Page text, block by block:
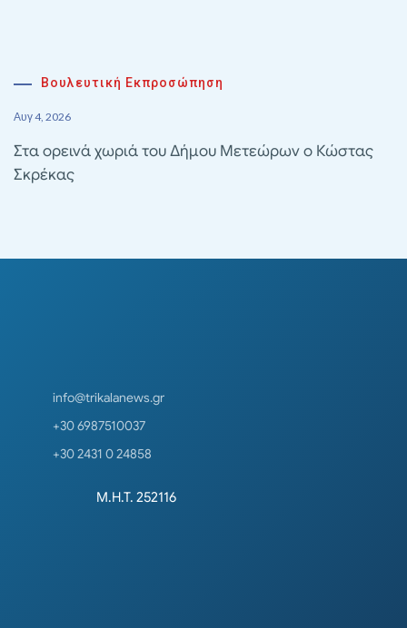
Βουλευτική Εκπροσώπηση
Αυγ 4, 2026
Στα ορεινά χωριά του Δήμου Μετεώρων ο Κώστας
Σκρέκας
info@trikalanews.gr
+30 6987510037
+30 2431 0 24858
Μ.Η.Τ. 252116